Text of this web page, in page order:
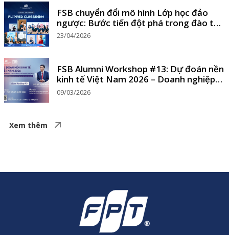
FSB chuyển đổi mô hình Lớp học đảo
ngược: Bước tiến đột phá trong đào tạo
MBA ứng dụng AI
23/04/2026
FSB Alumni Workshop #13: Dự đoán nền
kinh tế Việt Nam 2026 – Doanh nghiệp
cần chuẩn bị gì để không bị động?
09/03/2026
Xem thêm